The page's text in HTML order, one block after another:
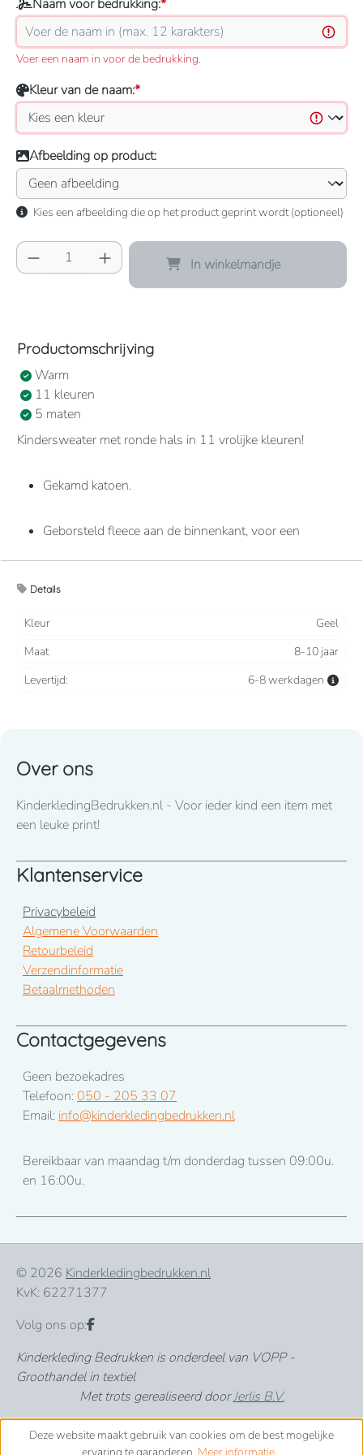
Naam voor bedrukking:*
Voer een naam in voor de bedrukking.
Kleur van de naam:*
Afbeelding op product:
Kies een afbeelding die op het product geprint wordt (optioneel)
Producthoeveelheid: Voer de gewenste
In winkelmandje
Productomschrijving
Warm
11 kleuren
5 maten
Kindersweater met ronde hals in 11 vrolijke kleuren!
Gekamd katoen.
Geborsteld fleece aan de binnenkant, voor een
Casual en ideaal voor dagelijks gebruik.
280 grams
Details
Kleur
Geel
Maat
8-10 jaar
Levertijd:
6-8 werkdagen
Over ons
KinderkledingBedrukken.nl - Voor ieder kind een item met
een leuke print!
Klantenservice
Privacybeleid
Algemene Voorwaarden
Retourbeleid
Verzendinformatie
Betaalmethoden
Contactgegevens
Geen bezoekadres
Telefoon: 050 - 205 33 07
Email: info@kinderkledingbedrukken.nl
Bereikbaar van maandag t/m donderdag tussen 09:00u.
en 16:00u.
© 2026 Kinderkledingbedrukken.nl
KvK: 62271377
Volg ons op:
Kinderkleding Bedrukken is onderdeel van VOPP -
Groothandel in textiel
Met trots gerealiseerd doorJerlis B.V.
Deze website maakt gebruik van cookies om de best mogelijke